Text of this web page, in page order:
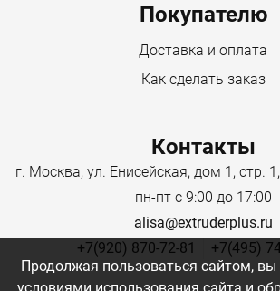
Покупателю
Доставка и оплата
Как сделать заказ
Контакты
г. Москва, ул. Енисейская, дом 1, стр.
пн-пт с 9:00 до 17:00
alisa@extruderplus.ru
+7(920) 870-72-81
+7(495)
Продолжая пользоваться сайтом, вы